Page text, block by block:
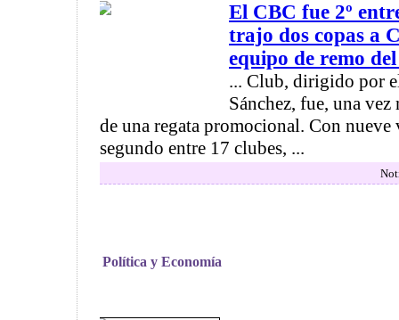
El CBC fue 2º
trajo dos copas a
equipo de remo
... Club, dirigido por
Sánchez, fue, una
de una regata promocional. Con
segundo entre 17 clubes, ...
Política y Economía